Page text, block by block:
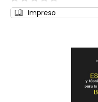
0%
Impreso